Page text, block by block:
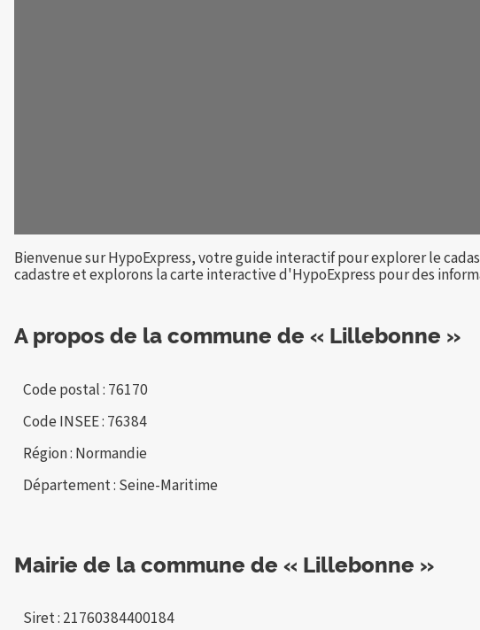
Bienvenue sur HypoExpress, votre guide interactif pour explorer le
cadastre et explorons la carte interactive d'HypoExpress pour des
A propos de la commune de « Lillebonne »
Code postal : 76170
Code INSEE : 76384
Région : Normandie
Département : Seine-Maritime
Mairie de la commune de « Lillebonne »
Siret : 21760384400184